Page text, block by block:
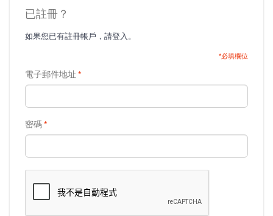
已註冊？
如果您已有註冊帳戶，請登入。
*必填欄位
*
電子郵件地址
*
密碼